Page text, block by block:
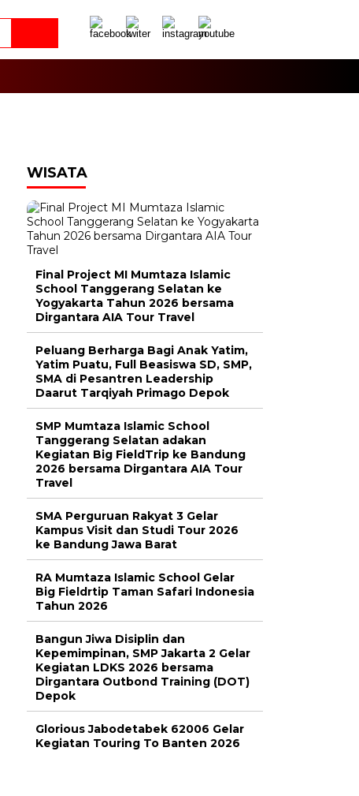
WISATA
Final Project MI Mumtaza Islamic
School Tanggerang Selatan ke
Yogyakarta Tahun 2026 bersama
Dirgantara AIA Tour Travel
Peluang Berharga Bagi Anak Yatim,
Yatim Puatu, Full Beasiswa SD, SMP,
SMA di Pesantren Leadership
Daarut Tarqiyah Primago Depok
SMP Mumtaza Islamic School
Tanggerang Selatan adakan
Kegiatan Big FieldTrip ke Bandung
2026 bersama Dirgantara AIA Tour
Travel
SMA Perguruan Rakyat 3 Gelar
Kampus Visit dan Studi Tour 2026
ke Bandung Jawa Barat
RA Mumtaza Islamic School Gelar
Big Fieldrtip Taman Safari Indonesia
Tahun 2026
Bangun Jiwa Disiplin dan
Kepemimpinan, SMP Jakarta 2 Gelar
Kegiatan LDKS 2026 bersama
Dirgantara Outbond Training (DOT)
Depok
Glorious Jabodetabek 62006 Gelar
Kegiatan Touring To Banten 2026